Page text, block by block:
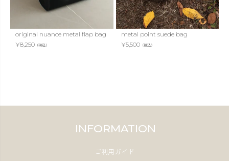
original nuance metal flap bag
¥8,250 （税込）
metal point suede bag
¥5,500（税込）
INFORMATION
ご利用ガイド